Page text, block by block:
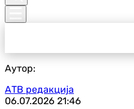
Аутор:
АТВ редакција
06.07.2026 21:46